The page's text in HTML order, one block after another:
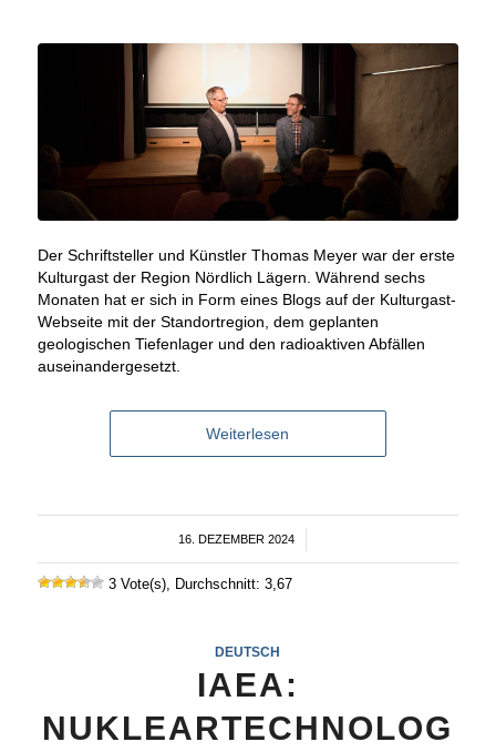
Der Schriftsteller und Künstler Thomas Meyer war der erste
Kulturgast der Region Nördlich Lägern. Während sechs
Monaten hat er sich in Form eines Blogs auf der Kulturgast-
Webseite mit der Standortregion, dem geplanten
geologischen Tiefenlager und den radioaktiven Abfällen
auseinandergesetzt.
Weiterlesen
16. DEZEMBER 2024
/
3 Vote(s), Durchschnitt: 3,67
DEUTSCH
IAEA:
NUKLEARTECHNOLOG